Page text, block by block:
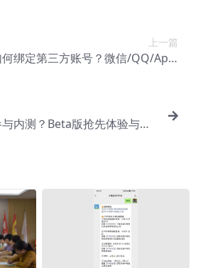
上一篇
绑定第三方账号？微信/QQ/Appl
内测？Beta版抢先体验与反